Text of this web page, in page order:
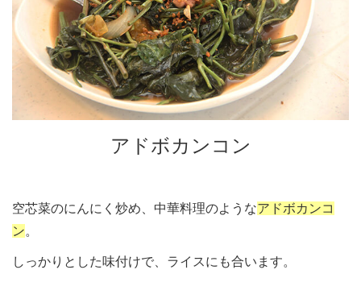
アドボカンコン
空芯菜のにんにく炒め、中華料理のようなアドボカンコ
ン。
しっかりとした味付けで、ライスにも合います。